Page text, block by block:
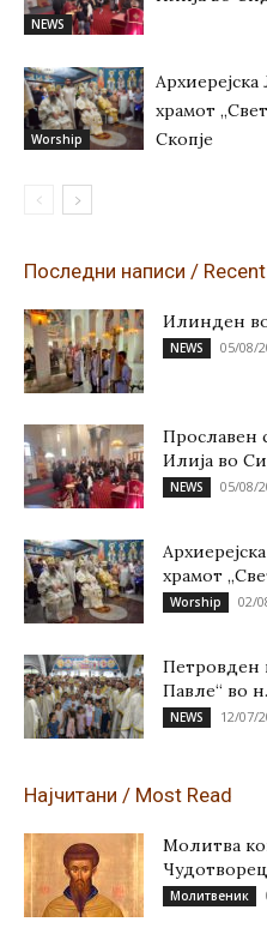
NEWS
Worship
храмот
Скопје
Последни написи /
Илинден
NEWS 05/08/
Прославен
Илија во
NEWS 05/08/
храмот
Worship 02/
Петровден
Павле“ во
NEWS 12/07/
Најчитани / Most Read
Молитва
Чудотворец
Молитвеник